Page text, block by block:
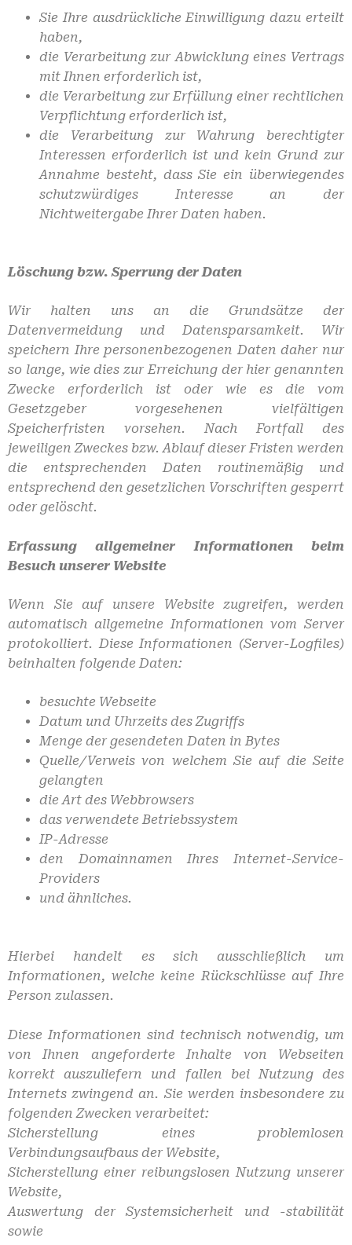
Sie Ihre ausdrückliche Einwilligung dazu erteilt
haben,
die Verarbeitung zur Abwicklung eines Vertrags
mit Ihnen erforderlich ist,
die Verarbeitung zur Erfüllung einer rechtlichen
Verpflichtung erforderlich ist,
die Verarbeitung zur Wahrung berechtigter
Interessen erforderlich ist und kein Grund zur
Annahme besteht, dass Sie ein überwiegendes
schutzwürdiges Interesse an der
Nichtweitergabe Ihrer Daten haben.
Löschung bzw. Sperrung der Daten
Wir halten uns an die Grundsätze der
Datenvermeidung und Datensparsamkeit. Wir
speichern Ihre personenbezogenen Daten daher nur
so lange, wie dies zur Erreichung der hier genannten
Zwecke erforderlich ist oder wie es die vom
Gesetzgeber vorgesehenen vielfältigen
Speicherfristen vorsehen. Nach Fortfall des
jeweiligen Zweckes bzw. Ablauf dieser Fristen werden
die entsprechenden Daten routinemäßig und
entsprechend den gesetzlichen Vorschriften gesperrt
oder gelöscht.
Erfassung allgemeiner Informationen beim
Besuch unserer Website
Wenn Sie auf unsere Website zugreifen, werden
automatisch allgemeine Informationen vom Server
protokolliert. Diese Informationen (Server-Logfiles)
beinhalten folgende Daten:
besuchte Webseite
Datum und Uhrzeits des Zugriffs
Menge der gesendeten Daten in Bytes
Quelle/Verweis von welchem Sie auf die Seite
gelangten
die Art des Webbrowsers
das verwendete Betriebssystem
IP-Adresse
den Domainnamen Ihres Internet-Service-
Providers
und ähnliches.
Hierbei handelt es sich ausschließlich um
Informationen, welche keine Rückschlüsse auf Ihre
Person zulassen.
Diese Informationen sind technisch notwendig, um
von Ihnen angeforderte Inhalte von Webseiten
korrekt auszuliefern und fallen bei Nutzung des
Internets zwingend an. Sie werden insbesondere zu
folgenden Zwecken verarbeitet:
Sicherstellung eines problemlosen
Verbindungsaufbaus der Website,
Sicherstellung einer reibungslosen Nutzung unserer
Website,
Auswertung der Systemsicherheit und -stabilität
sowie